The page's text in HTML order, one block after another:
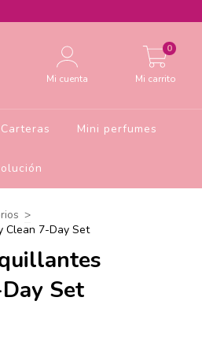
Mi cuenta Mi carrito
0
Mini perfumes
>
Clean 7-Day Set
Set